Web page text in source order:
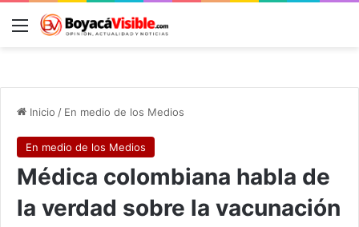
Menú
Inicio / En medio de los Medios
En medio de los Medios
Médica colombiana habla de
la verdad sobre la vacunación